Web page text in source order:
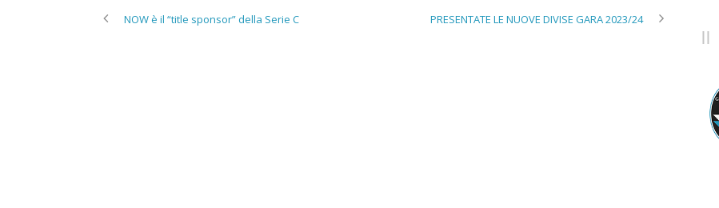
NOW è il “title sponsor” della Serie C PRESENTATE LE NUOVE DIVISE GARA 2023/24